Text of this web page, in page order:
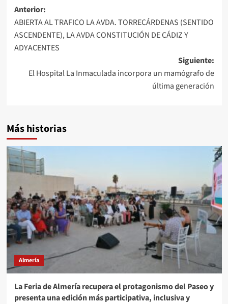
Navegación
de
entradas
Anterior:
ABIERTA AL TRAFICO LA AVDA. TORRECÁRDENAS (SENTIDO
ASCENDENTE), LA AVDA CONSTITUCIÓN DE CÁDIZ Y
ADYACENTES
Siguiente:
El Hospital La Inmaculada incorpora un mamógrafo de
última generación
Más historias
Almería
La Feria de Almería recupera el protagonismo del Paseo y
presenta una edición más participativa, inclusiva y